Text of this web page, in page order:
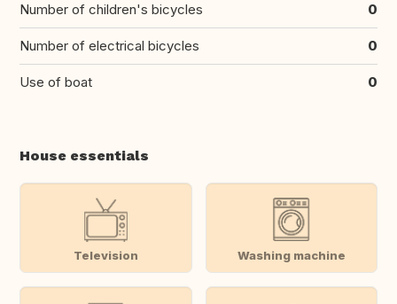
Number of children's bicycles 0
Number of electrical bicycles 0
Use of boat 0
House essentials
Television Washing machine